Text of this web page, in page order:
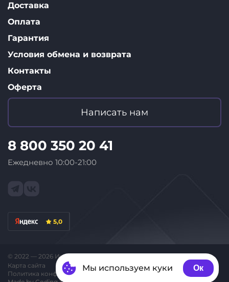
Мы используем куки Ок
Написать нам
8 800 350 20 41
Ежедневно 10:00-21:00
5,0
Доставка
Оплата
Гарантия
Условия обмена и возврата
Контакты
Оферта
© 2022 — 2026 Интернет-магазин «ID Store»
Карта сайта
Политика конфиденциальности